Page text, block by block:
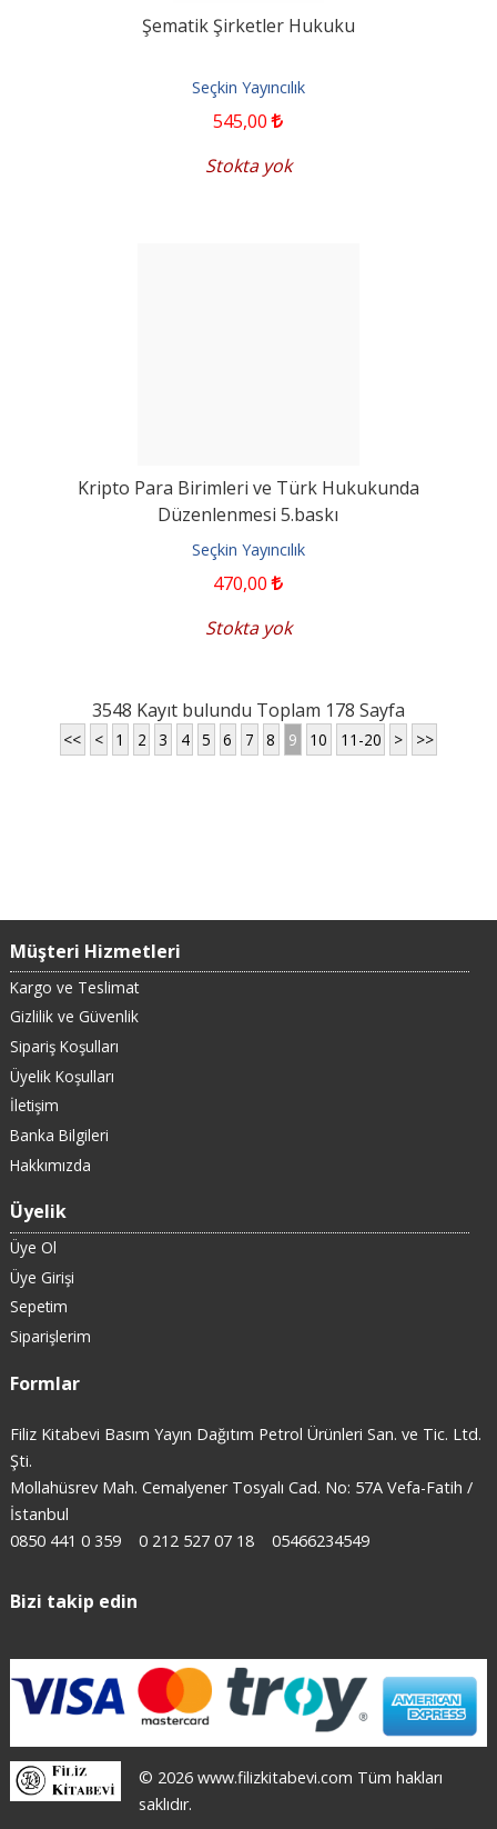
Şematik Şirketler Hukuku
Seçkin Yayıncılık
545,00
Stokta yok
Kripto Para Birimleri ve Türk Hukukunda
Düzenlenmesi 5.baskı
Seçkin Yayıncılık
470,00
Stokta yok
3548 Kayıt bulundu Toplam 178 Sayfa
<< < 1 2 3 4 5 6 7 8 9 10 11-20 > >>
Müşteri Hizmetleri
Kargo ve Teslimat
Gizlilik ve Güvenlik
Sipariş Koşulları
Üyelik Koşulları
İletişim
Banka Bilgileri
Hakkımızda
Üyelik
Üye Ol
Üye Girişi
Sepetim
Siparişlerim
Formlar
Filiz Kitabevi Basım Yayın Dağıtım Petrol Ürünleri San. ve Tic. Ltd.
Şti.
Mollahüsrev Mah. Cemalyener Tosyalı Cad. No: 57A Vefa-Fatih /
İstanbul
0850 441 0 359
0 212 527 07 18 05466234549
Bizi takip edin
© 2026 www.filizkitabevi.com Tüm hakları
saklıdır.